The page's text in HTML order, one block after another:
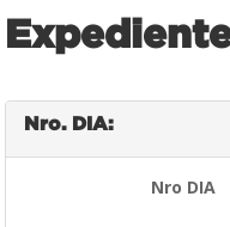
Nro. DIA:
Nro DIA